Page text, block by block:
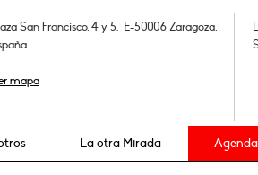
San Francisco, 4 y 5. E-50006 Zaragoza,
mapa
La otra Mirada Agenda